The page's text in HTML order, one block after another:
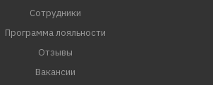
Сотрудники
Программа лояльности
Отзывы
Вакансии